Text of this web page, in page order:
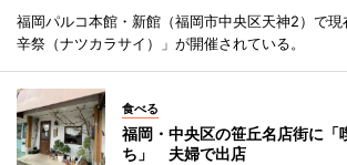
福岡パルコ本館・新館（福岡市中央区天神2）で
辛祭（ナツカラサイ）」が開催されている。
食べる
福岡・中央区の笹丘名店街に「
ち」 夫婦で出店